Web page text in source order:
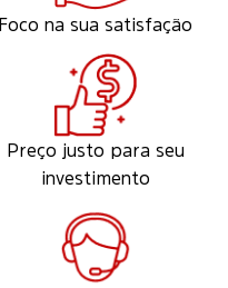
Foco na sua satisfação
Preço justo para seu
investimento